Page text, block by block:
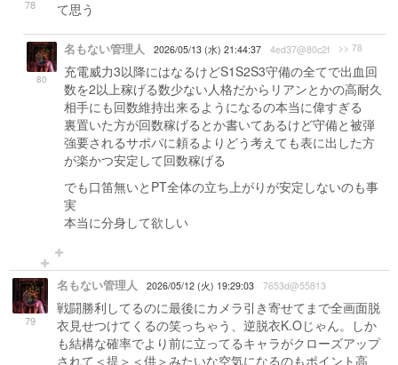
78
て思う
80
名もない管理人 2026/05/13 (水) 21:44:37 4ed37@80c2f >> 78
充電威力3以降にはなるけどS1S2S3守備の全てで出血回
数を2以上稼げる数少ない人格だからリアンとかの高耐久
相手にも回数維持出来るようになるの本当に偉すぎる
裏置いた方が回数稼げるとか書いてあるけど守備と被弾
強要されるサポパに頼るよりどう考えても表に出した方
が楽かつ安定して回数稼げる
でも口笛無いとPT全体の立ち上がりが安定しないのも事
実
本当に分身して欲しい
79
名もない管理人 2026/05/12 (火) 19:29:03 7653d@55813
戦闘勝利してるのに最後にカメラ引き寄せてまで全画面脱
衣見せつけてくるの笑っちゃう、逆脱衣K.Oじゃん。しか
も結構な確率でより前に立ってるキャラがクローズアップ
されて＜提＞＜供＞みたいな空気になるのもポイント高